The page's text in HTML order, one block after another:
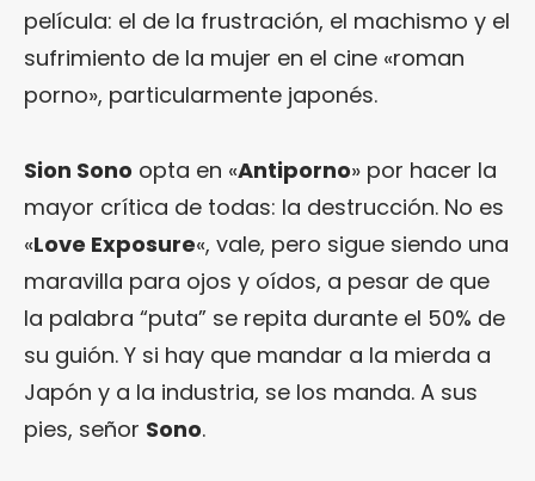
película: el de la frustración, el machismo y el
sufrimiento de la mujer en el cine «roman
porno», particularmente japonés.
Sion Sono opta en «Antiporno» por hacer la
mayor crítica de todas: la destrucción. No es
«Love Exposure«, vale, pero sigue siendo una
maravilla para ojos y oídos, a pesar de que
la palabra “puta” se repita durante el 50% de
su guión. Y si hay que mandar a la mierda a
Japón y a la industria, se los manda. A sus
pies, señor Sono.